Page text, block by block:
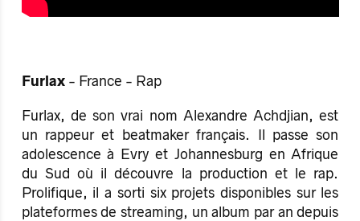
Furlax - France - Rap
Furlax, de son vrai nom Alexandre Achdjian, est
un rappeur et beatmaker français. Il passe son
adolescence à Evry et Johannesburg en Afrique
du Sud où il découvre la production et le rap.
Prolifique, il a sorti six projets disponibles sur les
plateformes de streaming, un album par an depuis